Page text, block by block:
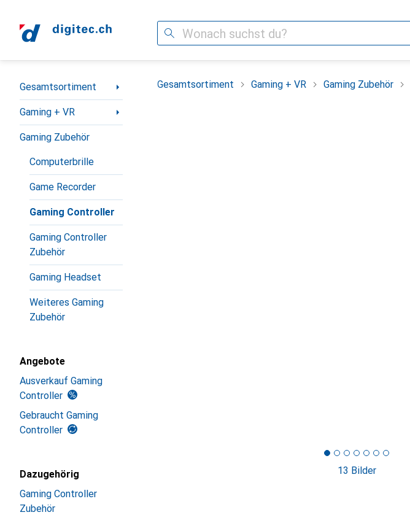
Suche
Navigation nach Kategorien
Gesamtsortiment
Gaming + VR
Gaming Zubehör
Computerbrille
Game Recorder
Gaming Controller
Gaming Controller
Zubehör
Gaming Headset
Weiteres Gaming
Zubehör
Angebote
Ausverkauf Gaming
Controller
Gebraucht Gaming
Controller
Dazugehörig
Gaming Controller
Zubehör
Gesamtsortiment Gaming + VR Gaming Zubehör
13 Bilder